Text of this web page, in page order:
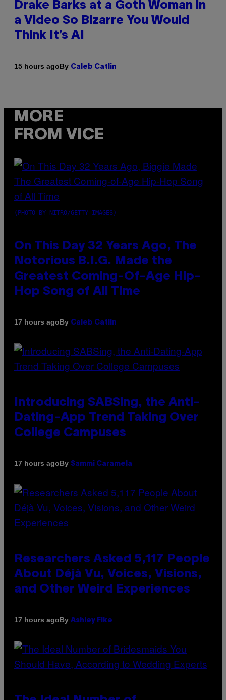
Drake Barks at a Goth Woman in
a Video So Bizarre You Would
Think It’s AI
15 hours agoBy Caleb Catlin
MORE
FROM VICE
(PHOTO BY NITRO/GETTY IMAGES)
On This Day 32 Years Ago, The
Notorious B.I.G. Made the
Greatest Coming-Of-Age Hip-
Hop Song of All Time
17 hours agoBy Caleb Catlin
Introducing SABSing, the Anti-
Dating-App Trend Taking Over
College Campuses
17 hours agoBy Sammi Caramela
Researchers Asked 5,117 People
About Déjà Vu, Voices, Visions,
and Other Weird Experiences
17 hours agoBy Ashley Fike